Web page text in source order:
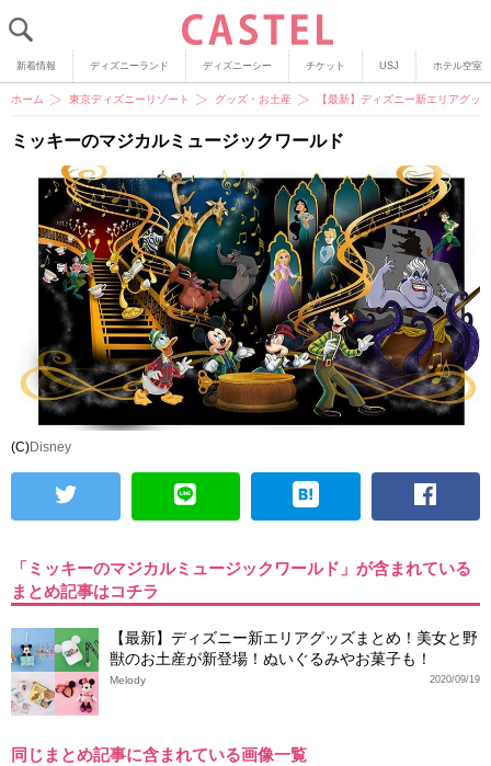
新着情報 ディズニーランド ディズニーシー チケット USJ ホテル空室
ホーム 東京ディズニーリゾート グッズ・お土産 【最新】ディズニー新エリアグッ
ミッキーのマジカルミュージックワールド
(C)Disney
「ミッキーのマジカルミュージックワールド」が含まれている
まとめ記事はコチラ
【最新】ディズニー新エリアグッズまとめ！美女と野
獣のお土産が新登場！ぬいぐるみやお菓子も！
2020/09/19
Melody
同じまとめ記事に含まれている画像一覧